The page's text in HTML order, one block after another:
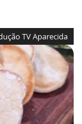
TV Aparecida